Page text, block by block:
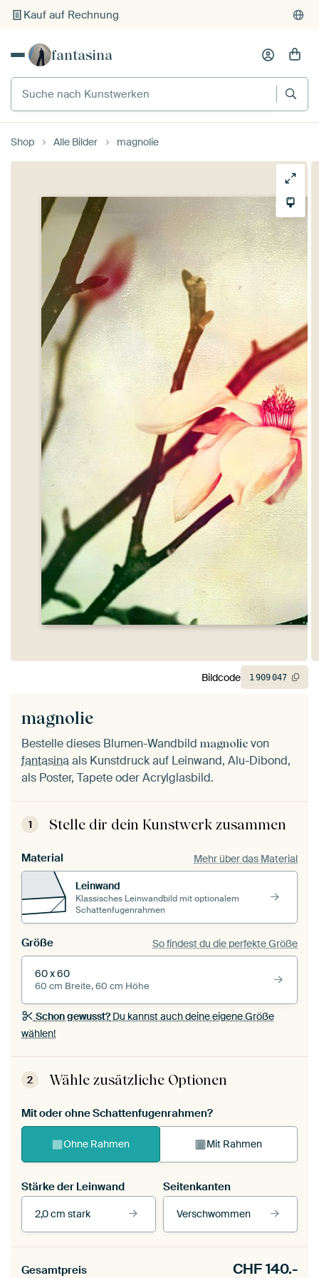
Kauf auf Rechnung
Individueller Druck auf Bestellung
fantasina
Suche nach Kunstwerken
Shop Alle Bilder magnolie
magnolie
Bestelle dieses Blumen-Wandbild magnolie von
fantasina als Kunstdruck auf Leinwand, Alu-Dibond,
als Poster, Tapete oder Acrylglasbild.
1 Stelle dir dein Kunstwerk zusammen
Material Mehr über das Material
Leinwand
Klassisches Leinwandbild mit optionalem
Schattenfugenrahmen
Größe So findest du die perfekte Größe
60 x 60
60 cm Breite, 60 cm Höhe
Schon gewusst?Du kannst auch deine eigene Größe
wählen!
2 Wähle zusätzliche Optionen
Mit oder ohne Schattenfugenrahmen?
Ohne Rahmen Mit Rahmen
Stärke der Leinwand
2,0 cm stark
Seitenkanten
Verschwommen
Gesamtpreis CHF140.-
Bildcode 1909047